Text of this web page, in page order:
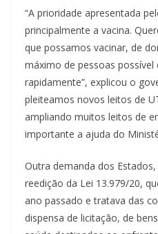
“A prioridade apresentada
principalmente a vacina.
que possamos vacinar, de
máximo de pessoas possível
rapidamente”, explicou o
pleiteamos novos leitos de
ampliando muitos leitos de
importante a ajuda do
Outra demanda dos
reedição da Lei 13.979/20,
ano passado e tratava das
dispensa de licitação, de